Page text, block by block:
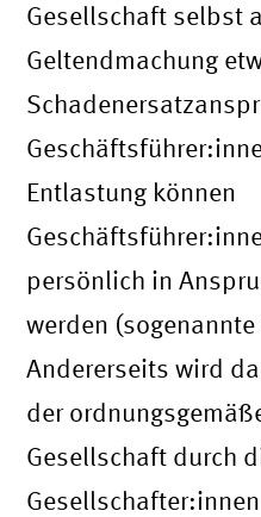
Gesellschaft selbst
Geltendmachung
Entlastung können
persönlich in
werden
Andererseits wird
der
Gesellschaft durch